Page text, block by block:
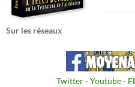
Sur les réseaux
Twitter- Youtube-